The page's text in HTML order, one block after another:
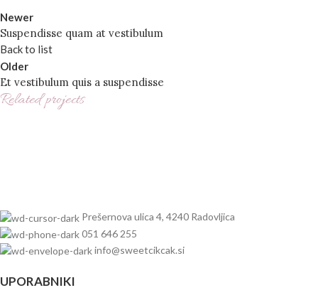
Newer
Suspendisse quam at vestibulum
Back to list
Older
Et vestibulum quis a suspendisse
Related projects
Prešernova ulica 4, 4240 Radovljica
051 646 255
info@sweetcikcak.si
UPORABNIKI